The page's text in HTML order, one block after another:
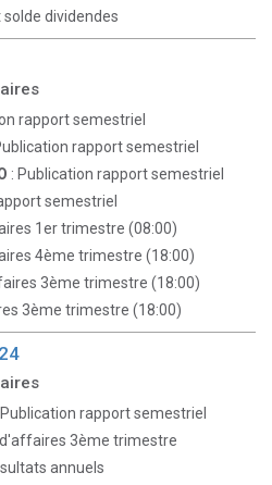
dividendes
rapport semestriel
rapport semestriel
: Publication rapport semestriel
semestriel
1er trimestre (08:00)
4ème trimestre (18:00)
3ème trimestre (18:00)
3ème trimestre (18:00)
Publication rapport semestriel
3ème trimestre
annuels